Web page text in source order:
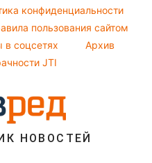
конфиденциальности
пользования сайтом
в соцсетях
Архив
JTI
НОВОСТЕЙ